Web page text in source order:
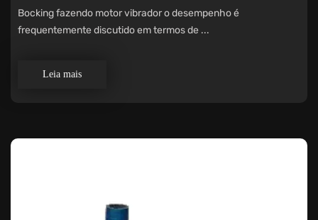
Bocking fazendo motor vibrador o desempenho é
frequentemente discutido em termos de ...
Leia mais